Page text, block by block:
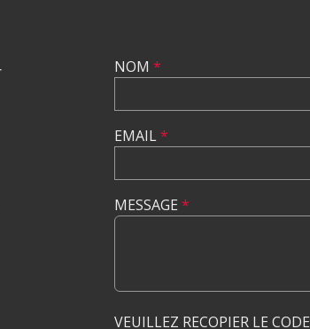
NOM *
EMAIL*
MESSAGE *
VEUILLEZ RECOPIER LE CODE